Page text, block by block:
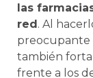
las
red. Al
preocupante
también
frente a los